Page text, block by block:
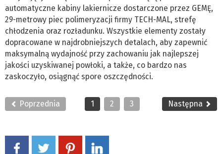
automatyczne kabiny lakiernicze dostarczone przez GEMĘ,
29-metrowy piec polimeryzacji firmy TECH-MAL, strefę
chłodzenia oraz rozładunku. Wszystkie elementy zostały
dopracowane w najdrobniejszych detalach, aby zapewnić
maksymalną wydajność przy zachowaniu jak najlepszej
jakości uzyskiwanej powłoki, a także, co bardzo nas
zaskoczyło, osiągnąć spore oszczędności.
Poprzednia 1 2 3 Następna